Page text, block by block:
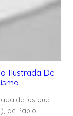
Ilustrada De
de los que
de Pablo